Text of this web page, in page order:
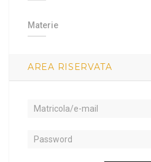
Materie
AREA RISERVATA